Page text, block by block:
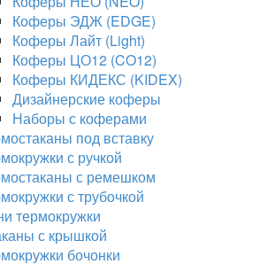
Коферы ЭДЖ (EDGE)
Коферы Лайт (Light)
Коферы ЦО12 (CO12)
Коферы КИДЕКС (KIDEX)
Дизайнерские коферы
Наборы с коферами
под вставку
с ручкой
с ремешком
с трубочкой
термокружки
с крышкой
бочонки